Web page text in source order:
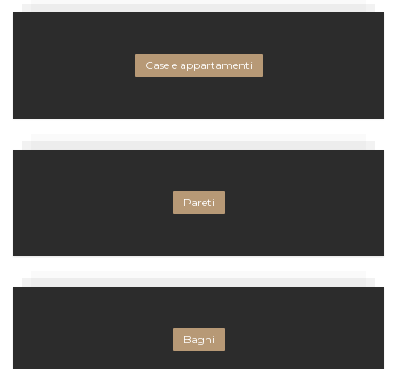
Case e appartamenti
Pareti
Bagni